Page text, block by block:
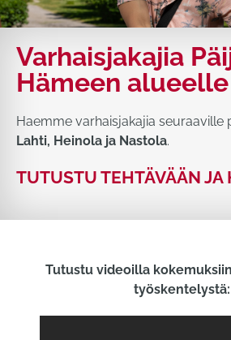
Varhaisjakajia
Hämeen alueelle
Haemme varhaisjakajia seuraaville
Lahti, Heinola ja Nastola.
TUTUSTU TEHTÄVÄÄN JA
Tutustu videoilla
työskentelystä: